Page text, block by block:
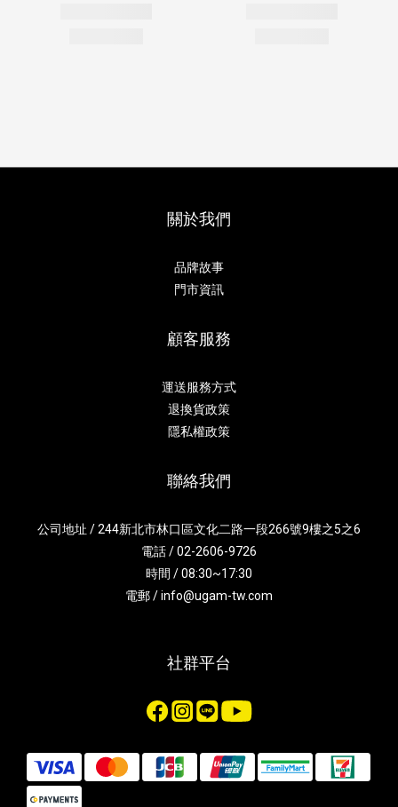
關於我們
品牌故事
門市資訊
顧客服務
運送服務方式
退換貨政策
隱私權政策
聯絡我們
公司地址 / 244新北市林口區文化二路一段266號9樓之5之6
電話 / 02-2606-9726
時間 / 08:30~17:30
電郵 / info@ugam-tw.com
社群平台